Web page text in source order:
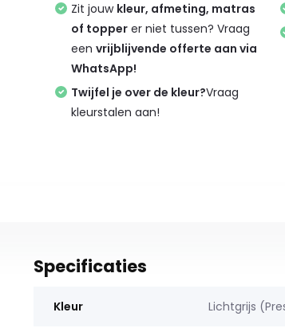
Zit jouw kleur, afmeting, matras
of topper er niet tussen? Vraag
eenvrijblijvende offerte aan via
WhatsApp!
Twijfel je over de kleur?Vraag
kleurstalen aan!
Specificaties
Kleur Lichtgrijs